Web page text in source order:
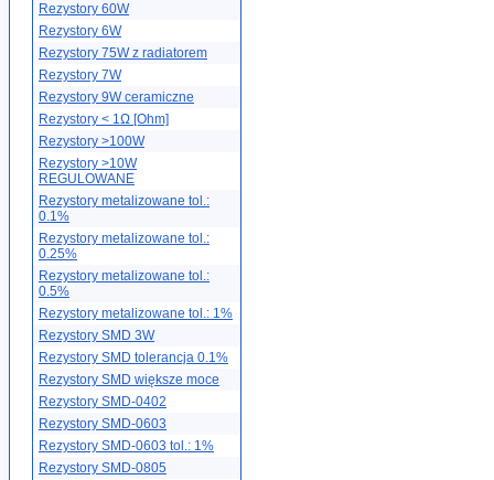
Rezystory 60W
Rezystory 6W
Rezystory 75W z radiatorem
Rezystory 7W
Rezystory 9W ceramiczne
Rezystory < 1Ω [Ohm]
Rezystory >100W
Rezystory >10W
REGULOWANE
Rezystory metalizowane tol.:
0.1%
Rezystory metalizowane tol.:
0.25%
Rezystory metalizowane tol.:
0.5%
Rezystory metalizowane tol.: 1%
Rezystory SMD 3W
Rezystory SMD tolerancja 0.1%
Rezystory SMD większe moce
Rezystory SMD-0402
Rezystory SMD-0603
Rezystory SMD-0603 tol.: 1%
Rezystory SMD-0805